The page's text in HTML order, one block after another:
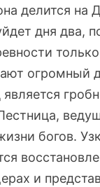
делится
дня два,
огромный
богов.
и